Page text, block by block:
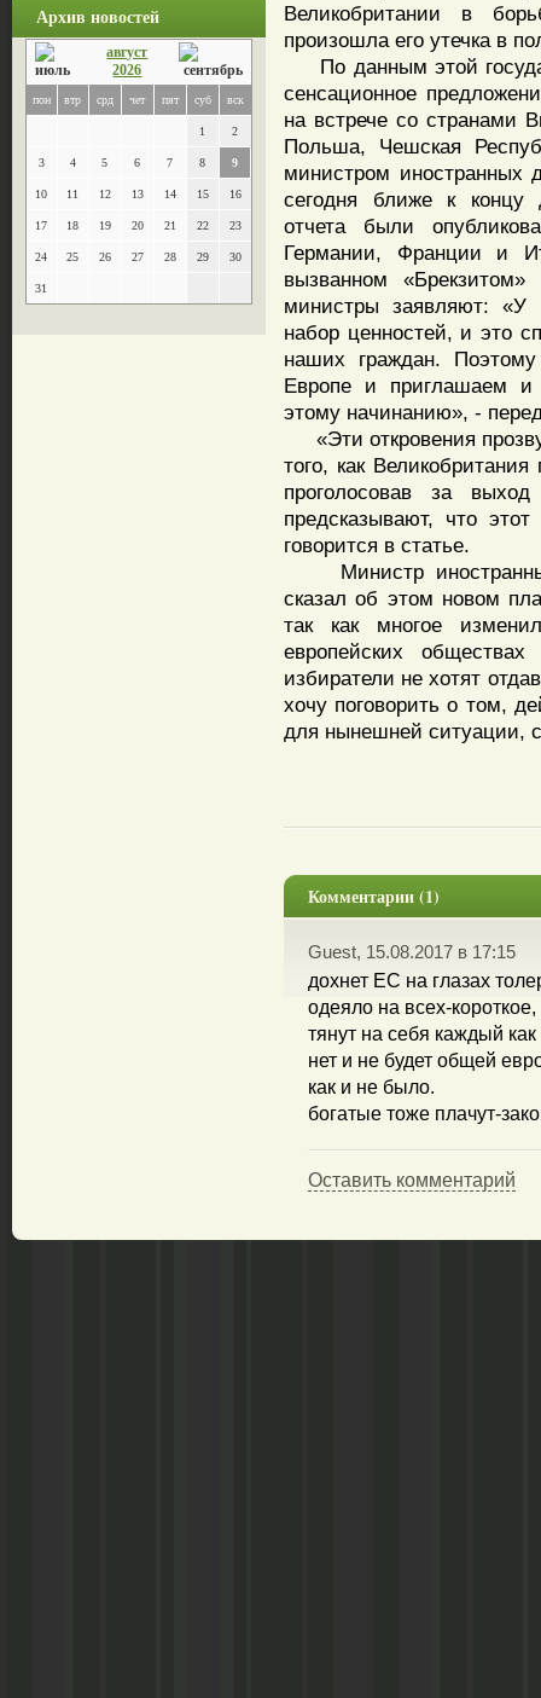
Архив новостей
август
2026
пон втр срд чет пят суб вск
1 2
3 4 5 6 7 8 9
10 11 12 13 14 15 16
17 18 19 20 21 22 23
24 25 26 27 28 29 30
31
Великобритании в
произошла его утечка в
По данным этой
сенсационное
на встрече со странами
Польша, Чешская
министром иностранных
сегодня ближе к концу
отчета были
Германии, Франции и
вызванном
министры заявляют:
набор ценностей, и это
наших граждан.
Европе и приглашаем и
этому начинанию», -
«Эти откровения
того, как
проголосовав за
предсказывают, что
говорится в статье.
Министр
сказал об этом новом
так как многое
европейских
избиратели не хотят
хочу поговорить о том,
для нынешней ситуации,
Комментарии (1)
Guest, 15.08.2017 в 17:15
дохнет ЕС на глазах
одеяло на всех-короткое,
тянут на себя каждый
нет и не будет общей
как и не было.
богатые тоже плачут-
Оставить комментарий